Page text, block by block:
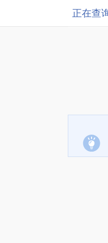
正在查